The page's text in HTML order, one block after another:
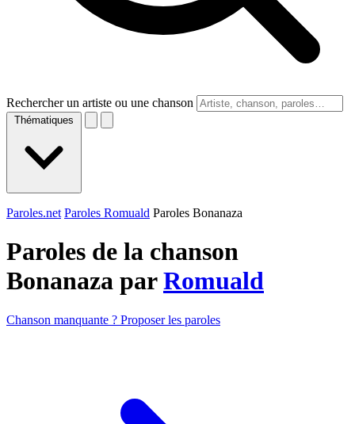
Rechercher un artiste ou une chanson
Thématiques
Paroles.net Paroles Romuald Paroles Bonanaza
Paroles de la chanson
Bonanaza parRomuald
Chanson manquante ? Proposer les paroles